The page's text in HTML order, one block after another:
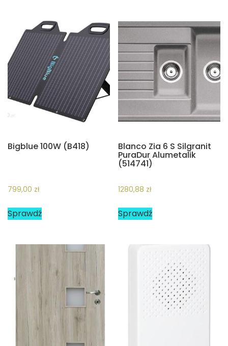
Bigblue 100W (B418)
799,00 zł
Sprawdź
Blanco Zia 6 S Silgranit
PuraDur Alumetalik
(514741)
1280,88 zł
Sprawdź